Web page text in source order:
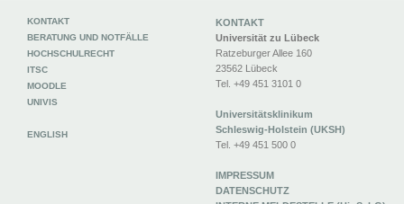
KONTAKT
Universität zu Lübeck
Ratzeburger Allee 160
23562 Lübeck
Tel. +49 451 3101 0
Universitätsklinikum
Schleswig-Holstein (UKSH)
Tel. +49 451 500 0
IMPRESSUM
DATENSCHUTZ
KONTAKT
BERATUNG UND NOTFÄLLE
HOCHSCHULRECHT
ITSC
MOODLE
UNIVIS
ENGLISH